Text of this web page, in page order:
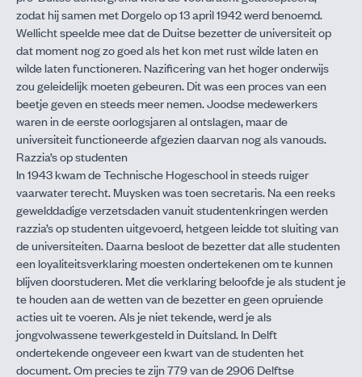
zodat hij samen met Dorgelo op 13 april 1942 werd benoemd.
Wellicht speelde mee dat de Duitse bezetter de universiteit op
dat moment nog zo goed als het kon met rust wilde laten en
wilde laten functioneren. Nazificering van het hoger onderwijs
zou geleidelijk moeten gebeuren. Dit was een proces van een
beetje geven en steeds meer nemen. Joodse medewerkers
waren in de eerste oorlogsjaren al ontslagen, maar de
universiteit functioneerde afgezien daarvan nog als vanouds.
Razzia’s op studenten
In 1943 kwam de Technische Hogeschool in steeds ruiger
vaarwater terecht. Muysken was toen secretaris. Na een reeks
gewelddadige verzetsdaden vanuit studentenkringen werden
razzia’s op studenten uitgevoerd, hetgeen leidde tot sluiting van
de universiteiten. Daarna besloot de bezetter dat alle studenten
een loyaliteitsverklaring moesten ondertekenen om te kunnen
blijven doorstuderen. Met die verklaring beloofde je als student je
te houden aan de wetten van de bezetter en geen opruiende
acties uit te voeren. Als je niet tekende, werd je als
jongvolwassene tewerkgesteld in Duitsland. In Delft
ondertekende ongeveer een kwart van de studenten het
document. Om precies te zijn 779 van de 2906 Delftse